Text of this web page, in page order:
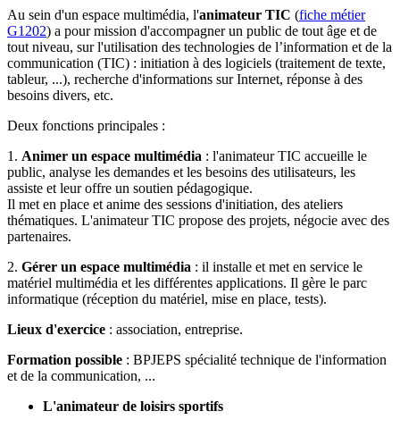
Au sein d'un espace multimédia, l'animateur TIC (fiche métier
G1202) a pour mission d'accompagner un public de tout âge et de
tout niveau, sur l'utilisation des technologies de l’information et de la
communication (TIC) : initiation à des logiciels (traitement de texte,
tableur, ...), recherche d'informations sur Internet, réponse à des
besoins divers, etc.
Deux fonctions principales :
1. Animer un espace multimédia : l'animateur TIC accueille le
public, analyse les demandes et les besoins des utilisateurs, les
assiste et leur offre un soutien pédagogique.
Il met en place et anime des sessions d'initiation, des ateliers
thématiques. L'animateur TIC propose des projets, négocie avec des
partenaires.
2. Gérer un espace multimédia : il installe et met en service le
matériel multimédia et les différentes applications. Il gère le parc
informatique (réception du matériel, mise en place, tests).
Lieux d'exercice : association, entreprise.
Formation possible : BPJEPS spécialité technique de l'information
et de la communication, ...
L'animateur de loisirs sportifs